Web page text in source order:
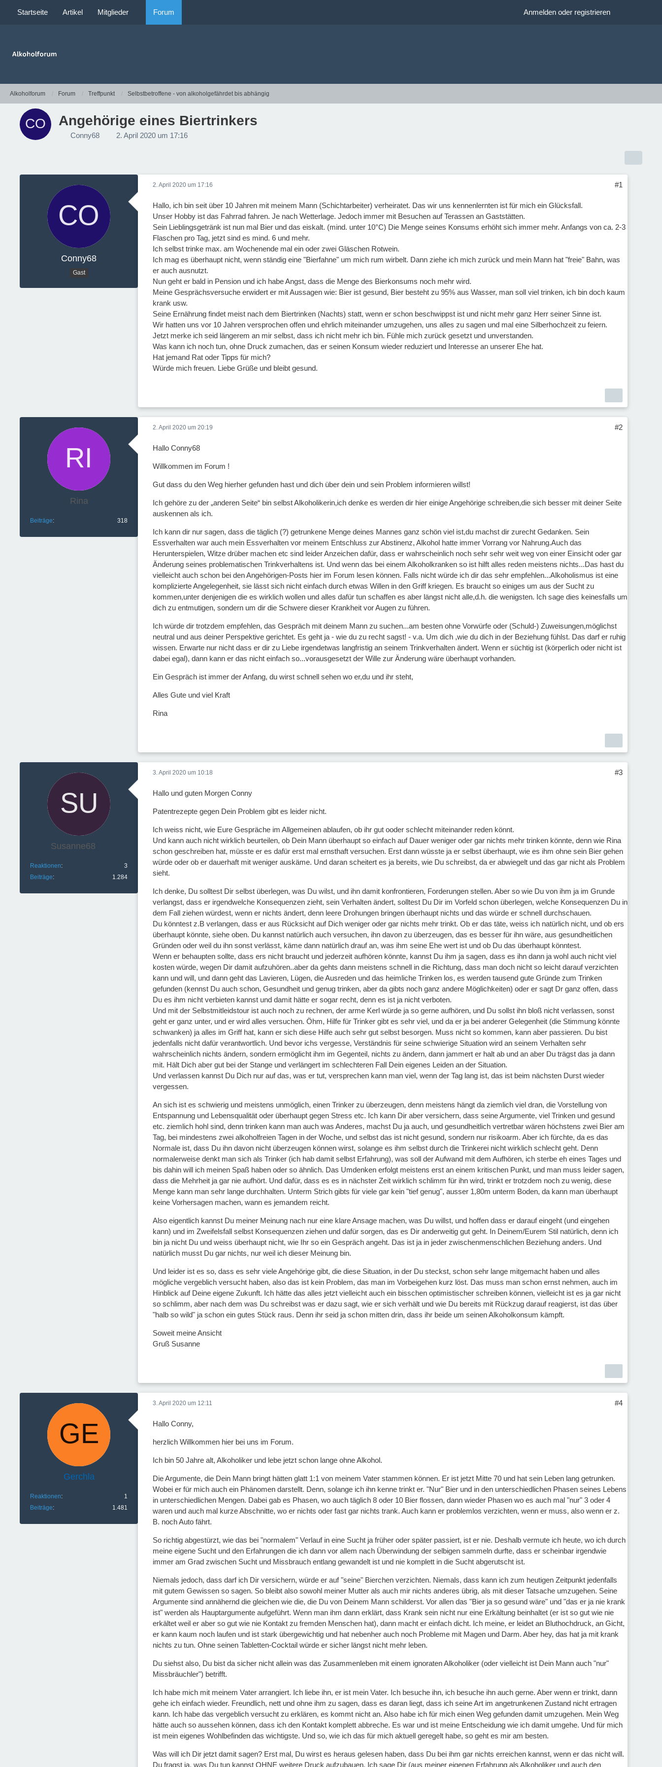
Startseite Artikel Mitglieder Forum Anmelden oder registrieren
Alkoholforum Forum Treffpunkt Selbstbetroffene - von alkoholgefährdet bis abhängig
Angehörige eines Biertrinkers
Conny68 2. April 2020 um 17:16
Conny68
Gast
2. April 2020 um 17:16 #1
Hallo, ich bin seit über 10 Jahren mit meinem Mann (Schichtarbeiter) verheiratet. Das wir uns kennenlernten ist für mich ein Glücksfall.
Unser Hobby ist das Fahrrad fahren. Je nach Wetterlage. Jedoch immer mit Besuchen auf Terassen an Gaststätten.
Sein Lieblingsgetränk ist nun mal Bier und das eiskalt. (mind. unter 10°C) Die Menge seines Konsums erhöht sich immer mehr. Anfangs von ca. 2-3
Flaschen pro Tag, jetzt sind es mind. 6 und mehr.
Ich selbst trinke max. am Wochenende mal ein oder zwei Gläschen Rotwein.
Ich mag es überhaupt nicht, wenn ständig eine "Bierfahne" um mich rum wirbelt. Dann ziehe ich mich zurück und mein Mann hat "freie" Bahn, was
er auch ausnutzt.
Nun geht er bald in Pension und ich habe Angst, dass die Menge des Bierkonsums noch mehr wird.
Meine Gesprächsversuche erwidert er mit Aussagen wie: Bier ist gesund, Bier besteht zu 95% aus Wasser, man soll viel trinken, ich bin doch kaum
krank usw.
Seine Ernährung findet meist nach dem Biertrinken (Nachts) statt, wenn er schon beschwippst ist und nicht mehr ganz Herr seiner Sinne ist.
Wir hatten uns vor 10 Jahren versprochen offen und ehrlich miteinander umzugehen, uns alles zu sagen und mal eine Silberhochzeit zu feiern.
Jetzt merke ich seid längerem an mir selbst, dass ich nicht mehr ich bin. Fühle mich zurück gesetzt und unverstanden.
Was kann ich noch tun, ohne Druck zumachen, das er seinen Konsum wieder reduziert und Interesse an unserer Ehe hat.
Hat jemand Rat oder Tipps für mich?
Würde mich freuen. Liebe Grüße und bleibt gesund.
Rina
Beiträge 318
2. April 2020 um 20:19 #2
Hallo Conny68
Willkommen im Forum !
Gut dass du den Weg hierher gefunden hast und dich über dein und sein Problem informieren willst!
Ich gehöre zu der „anderen Seite“ bin selbst Alkoholikerin,ich denke es werden dir hier einige Angehörige schreiben,die sich besser mit deiner Seite
auskennen als ich.
Ich kann dir nur sagen, dass die täglich (?) getrunkene Menge deines Mannes ganz schön viel ist,du machst dir zurecht Gedanken. Sein
Essverhalten war auch mein Essverhalten vor meinem Entschluss zur Abstinenz, Alkohol hatte immer Vorrang vor Nahrung.Auch das
Herunterspielen, Witze drüber machen etc sind leider Anzeichen dafür, dass er wahrscheinlich noch sehr sehr weit weg von einer Einsicht oder gar
Änderung seines problematischen Trinkverhaltens ist. Und wenn das bei einem Alkoholkranken so ist hilft alles reden meistens nichts...Das hast du
vielleicht auch schon bei den Angehörigen-Posts hier im Forum lesen können. Falls nicht würde ich dir das sehr empfehlen...Alkoholismus ist eine
komplizierte Angelegenheit, sie lässt sich nicht einfach durch etwas Willen in den Griff kriegen. Es braucht so einiges um aus der Sucht zu
kommen,unter denjenigen die es wirklich wollen und alles dafür tun schaffen es aber längst nicht alle,d.h. die wenigsten. Ich sage dies keinesfalls um
dich zu entmutigen, sondern um dir die Schwere dieser Krankheit vor Augen zu führen.
Ich würde dir trotzdem empfehlen, das Gespräch mit deinem Mann zu suchen...am besten ohne Vorwürfe oder (Schuld-) Zuweisungen,möglichst
neutral und aus deiner Perspektive gerichtet. Es geht ja - wie du zu recht sagst! - v.a. Um dich ,wie du dich in der Beziehung fühlst. Das darf er ruhig
wissen. Erwarte nur nicht dass er dir zu Liebe irgendetwas langfristig an seinem Trinkverhalten ändert. Wenn er süchtig ist (körperlich oder nicht ist
dabei egal), dann kann er das nicht einfach so...vorausgesetzt der Wille zur Änderung wäre überhaupt vorhanden.
Ein Gespräch ist immer der Anfang, du wirst schnell sehen wo er,du und ihr steht,
Alles Gute und viel Kraft
Rina
Susanne68
Reaktionen
3
Beiträge
1.284
3. April 2020 um 10:18 #3
Hallo und guten Morgen Conny
Patentrezepte gegen Dein Problem gibt es leider nicht.
Ich weiss nicht, wie Eure Gespräche im Allgemeinen ablaufen, ob ihr gut ooder schlecht miteinander reden könnt.
Und kann auch nicht wirklich beurteilen, ob Dein Mann überhaupt so einfach auf Dauer weniger oder gar nichts mehr trinken könnte, denn wie Rina
schon geschreiben hat, müsste er es dafür erst mal ernsthaft versuchen. Erst dann wüsste ja er selbst überhaupt, wie es ihm ohne sein Bier gehen
würde oder ob er dauerhaft mit weniger auskäme. Und daran scheitert es ja bereits, wie Du schreibst, da er abwiegelt und das gar nicht als Problem
sieht.
Ich denke, Du solltest Dir selbst überlegen, was Du wilst, und ihn damit konfrontieren, Forderungen stellen. Aber so wie Du von ihm ja im Grunde
verlangst, dass er irgendwelche Konsequenzen zieht, sein Verhalten ändert, solltest Du Dir im Vorfeld schon überlegen, welche Konsequenzen Du in
dem Fall ziehen würdest, wenn er nichts ändert, denn leere Drohungen bringen überhaupt nichts und das würde er schnell durchschauen.
Du könntest z.B verlangen, dass er aus Rücksicht auf Dich weniger oder gar nichts mehr trinkt. Ob er das täte, weiss ich natürlich nicht, und ob ers
überhaupt könnte, siehe oben. Du kannst natürlich auch versuchen, ihn davon zu überzeugen, das es besser für ihn wäre, aus gesundheitlichen
Gründen oder weil du ihn sonst verlässt, käme dann natürlich drauf an, was ihm seine Ehe wert ist und ob Du das überhaupt könntest.
Wenn er behaupten sollte, dass ers nicht braucht und jederzeit aufhören könnte, kannst Du ihm ja sagen, dass es ihn dann ja wohl auch nicht viel
kosten würde, wegen Dir damit aufzuhören..aber da gehts dann meistens schnell in die Richtung, dass man doch nicht so leicht darauf verzichten
kann und will, und dann geht das Lavieren, Lügen, die Ausreden und das heimliche Trinken los, es werden tausend gute Gründe zum Trinken
gefunden (kennst Du auch schon, Gesundheit und genug trinken, aber da gibts noch ganz andere Möglichkeiten) oder er sagt Dr ganz offen, dass
Du es ihm nicht verbieten kannst und damit hätte er sogar recht, denn es ist ja nicht verboten.
Und mit der Selbstmitleidstour ist auch noch zu rechnen, der arme Kerl würde ja so gerne aufhören, und Du sollst ihn bloß nicht verlassen, sonst
geht er ganz unter, und er wird alles versuchen. Öhm, Hilfe für Trinker gibt es sehr viel, und da er ja bei anderer Gelegenheit (die Stimmung könnte
schwanken) ja alles im Griff hat, kann er sich diese Hilfe auch sehr gut selbst besorgen. Muss nicht so kommen, kann aber passieren. Du bist
jedenfalls nicht dafür verantwortlich. Und bevor ichs vergesse, Verständnis für seine schwierige Situation wird an seinem Verhalten sehr
wahrscheinlich nichts ändern, sondern ermöglicht ihm im Gegenteil, nichts zu ändern, dann jammert er halt ab und an aber Du trägst das ja dann
mit. Hält Dich aber gut bei der Stange und verlängert im schlechteren Fall Dein eigenes Leiden an der Situation.
Und verlassen kannst Du Dich nur auf das, was er tut, versprechen kann man viel, wenn der Tag lang ist, das ist beim nächsten Durst wieder
vergessen.
An sich ist es schwierig und meistens unmöglich, einen Trinker zu überzeugen, denn meistens hängt da ziemlich viel dran, die Vorstellung von
Entspannung und Lebensqualität oder überhaupt gegen Stress etc. Ich kann Dir aber versichern, dass seine Argumente, viel Trinken und gesund
etc. ziemlich hohl sind, denn trinken kann man auch was Anderes, machst Du ja auch, und gesundheitlich vertretbar wären höchstens zwei Bier am
Tag, bei mindestens zwei alkoholfreien Tagen in der Woche, und selbst das ist nicht gesund, sondern nur risikoarm. Aber ich fürchte, da es das
Normale ist, dass Du ihn davon nicht überzeugen können wirst, solange es ihm selbst durch die Trinkerei nicht wirklich schlecht geht. Denn
normalerweise denkt man sich als Trinker (ich hab damit selbst Erfahrung), was soll der Aufwand mit dem Aufhören, ich sterbe eh eines Tages und
bis dahin will ich meinen Spaß haben oder so ähnlich. Das Umdenken erfolgt meistens erst an einem kritischen Punkt, und man muss leider sagen,
dass die Mehrheit ja gar nie aufhört. Und dafür, dass es es in nächster Zeit wirklich schlimm für ihn wird, trinkt er trotzdem noch zu wenig, diese
Menge kann man sehr lange durchhalten. Unterm Strich gibts für viele gar kein "tief genug", ausser 1,80m unterm Boden, da kann man überhaupt
keine Vorhersagen machen, wann es jemandem reicht.
Also eigentlich kannst Du meiner Meinung nach nur eine klare Ansage machen, was Du willst, und hoffen dass er darauf eingeht (und eingehen
kann) und im Zweifelsfall selbst Konsequenzen ziehen und dafür sorgen, das es Dir anderweitig gut geht. In Deinem/Eurem Stil natürlich, denn ich
bin ja nicht Du und weiss überhaupt nicht, wie Ihr so ein Gespräch angeht. Das ist ja in jeder zwischenmenschlichen Beziehung anders. Und
natürlich musst Du gar nichts, nur weil ich dieser Meinung bin.
Und leider ist es so, dass es sehr viele Angehörige gibt, die diese Situation, in der Du steckst, schon sehr lange mitgemacht haben und alles
mögliche vergeblich versucht haben, also das ist kein Problem, das man im Vorbeigehen kurz löst. Das muss man schon ernst nehmen, auch im
Hinblick auf Deine eigene Zukunft. Ich hätte das alles jetzt vielleicht auch ein bisschen optimistischer schreiben können, vielleicht ist es ja gar nicht
so schlimm, aber nach dem was Du schreibst was er dazu sagt, wie er sich verhält und wie Du bereits mit Rückzug darauf reagierst, ist das über
"halb so wild" ja schon ein gutes Stück raus. Denn ihr seid ja schon mitten drin, dass ihr beide um seinen Alkoholkonsum kämpft.
Soweit meine Ansicht
Gruß Susanne
Gerchla
Reaktionen
1
Beiträge
1.481
3. April 2020 um 12:11 #4
Hallo Conny,
herzlich Willkommen hier bei uns im Forum.
Ich bin 50 Jahre alt, Alkoholiker und lebe jetzt schon lange ohne Alkohol.
Die Argumente, die Dein Mann bringt hätten glatt 1:1 von meinem Vater stammen können. Er ist jetzt Mitte 70 und hat sein Leben lang getrunken.
Wobei er für mich auch ein Phänomen darstellt. Denn, solange ich ihn kenne trinkt er. "Nur" Bier und in den unterschiedlichen Phasen seines Lebens
in unterschiedlichen Mengen. Dabei gab es Phasen, wo auch täglich 8 oder 10 Bier flossen, dann wieder Phasen wo es auch mal "nur" 3 oder 4
waren und auch mal kurze Abschnitte, wo er nichts oder fast gar nichts trank. Auch kann er problemlos verzichten, wenn er muss, also wenn er z.
B. noch Auto fährt.
So richtig abgestürzt, wie das bei "normalem" Verlauf in eine Sucht ja früher oder später passiert, ist er nie. Deshalb vermute ich heute, wo ich durch
meine eigene Sucht und den Erfahrungen die ich dann vor allem nach Überwindung der selbigen sammeln durfte, dass er scheinbar irgendwie
immer am Grad zwischen Sucht und Missbrauch entlang gewandelt ist und nie komplett in die Sucht abgerutscht ist.
Niemals jedoch, dass darf ich Dir versichern, würde er auf "seine" Bierchen verzichten. Niemals, dass kann ich zum heutigen Zeitpunkt jedenfalls
mit gutem Gewissen so sagen. So bleibt also sowohl meiner Mutter als auch mir nichts anderes übrig, als mit dieser Tatsache umzugehen. Seine
Argumente sind annähernd die gleichen wie die, die Du von Deinem Mann schilderst. Vor allen das "Bier ja so gesund wäre" und "das er ja nie krank
ist" werden als Hauptargumente aufgeführt. Wenn man ihm dann erklärt, dass Krank sein nicht nur eine Erkältung beinhaltet (er ist so gut wie nie
erkältet weil er aber so gut wie nie Kontakt zu fremden Menschen hat), dann macht er einfach dicht. Ich meine, er leidet an Bluthochdruck, an Gicht,
er kann kaum noch laufen und ist stark übergewichtig und hat nebenher auch noch Probleme mit Magen und Darm. Aber hey, das hat ja mit krank
nichts zu tun. Ohne seinen Tabletten-Cocktail würde er sicher längst nicht mehr leben.
Du siehst also, Du bist da sicher nicht allein was das Zusammenleben mit einem ignoraten Alkoholiker (oder vielleicht ist Dein Mann auch "nur"
Missbräuchler") betrifft.
Ich habe mich mit meinem Vater arrangiert. Ich liebe ihn, er ist mein Vater. Ich besuche ihn, ich besuche ihn auch gerne. Aber wenn er trinkt, dann
gehe ich einfach wieder. Freundlich, nett und ohne ihm zu sagen, dass es daran liegt, dass ich seine Art im angetrunkenen Zustand nicht ertragen
kann. Ich habe das vergeblich versucht zu erklären, es kommt nicht an. Also habe ich für mich einen Weg gefunden damit umzugehen. Mein Weg
hätte auch so aussehen können, dass ich den Kontakt komplett abbreche. Es war und ist meine Entscheidung wie ich damit umgehe. Und für mich
ist mein eigenes Wohlbefinden das wichtigste. Und so, wie ich das für mich aktuell geregelt habe, so geht es mir am besten.
Was will ich Dir jetzt damit sagen? Erst mal, Du wirst es heraus gelesen haben, dass Du bei ihm gar nichts erreichen kannst, wenn er das nicht will.
Du fragst ja, was Du tun kannst OHNE weitere Druck aufzubauen. Ich sage Dir (aus meiner eigenen Erfahrung als Alkoholiker und auch den